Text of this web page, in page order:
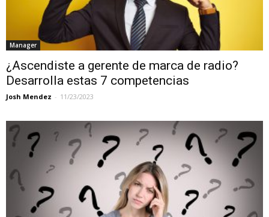
Manager
¿Ascendiste a gerente de marca de radio?
Desarrolla estas 7 competencias
Josh Mendez - 11/23/2023